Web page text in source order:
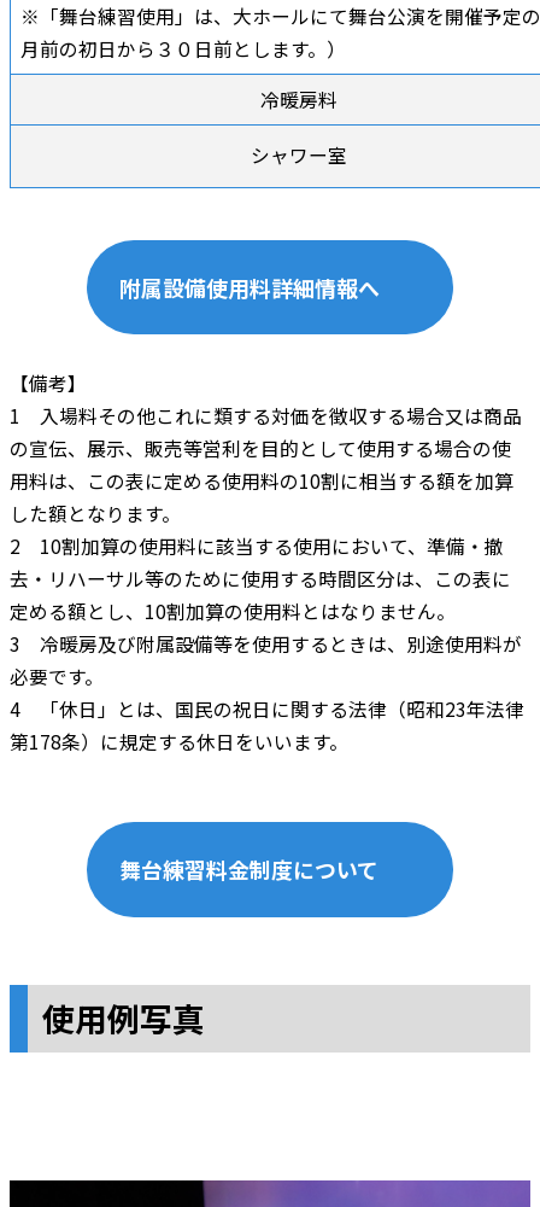
※「舞台練習使用」は、大ホールにて舞台公演を開催予定
月前の初日から３０日前とします。）
冷暖房料
シャワー室
附属設備使用料詳細情報へ
【備考】
1 入場料その他これに類する対価を徴収する場合又は商品
の宣伝、展示、販売等営利を目的として使用する場合の使
用料は、この表に定める使用料の10割に相当する額を加算
した額となります。
2 10割加算の使用料に該当する使用において、準備・撤
去・リハーサル等のために使用する時間区分は、この表に
定める額とし、10割加算の使用料とはなりません。
3 冷暖房及び附属設備等を使用するときは、別途使用料が
必要です。
4 「休日」とは、国民の祝日に関する法律（昭和23年法律
第178条）に規定する休日をいいます。
舞台練習料金制度について
使用例写真